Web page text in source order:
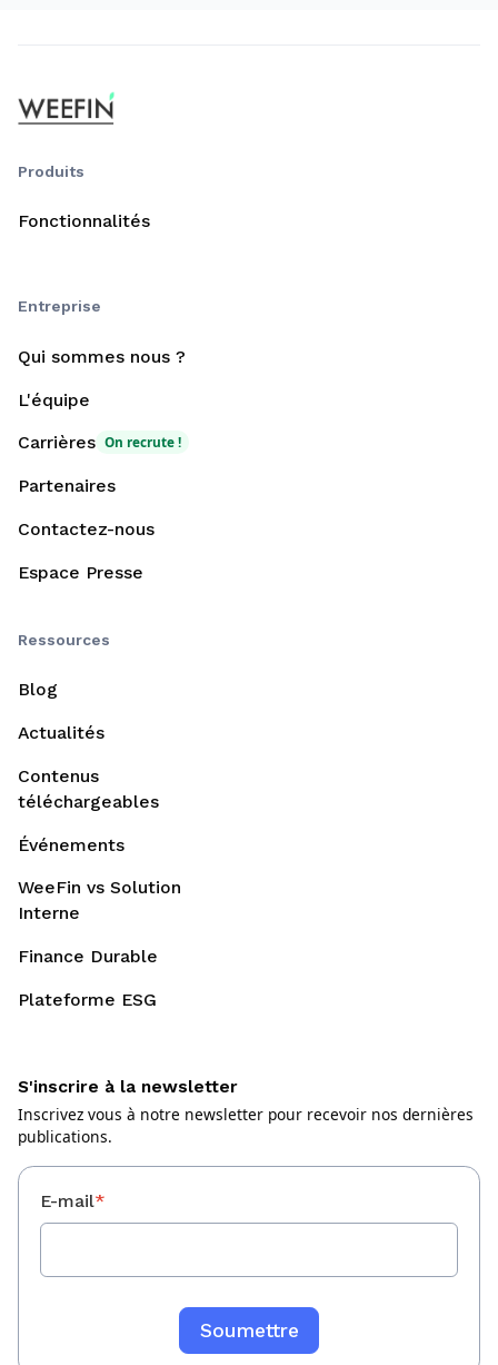
Produits
Fonctionnalités
Entreprise
Qui sommes nous ?
L'équipe
Carrières On recrute !
Partenaires
Contactez-nous
Espace Presse
Ressources
Blog
Actualités
Contenus
téléchargeables
Événements
WeeFin vs Solution
Interne
Finance Durable
Plateforme ESG
S'inscrire à la newsletter
Inscrivez vous à notre newsletter pour recevoir nos dernières
publications.
E-mail*